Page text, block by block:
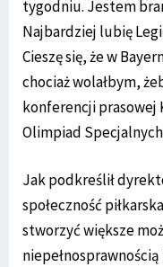
tygodniu. Jestem
Najbardziej lubię
Cieszę się, że w
chociaż wolałbym,
konferencji prasowej
Olimpiad
Jak podkreślił
społeczność
stworzyć większe